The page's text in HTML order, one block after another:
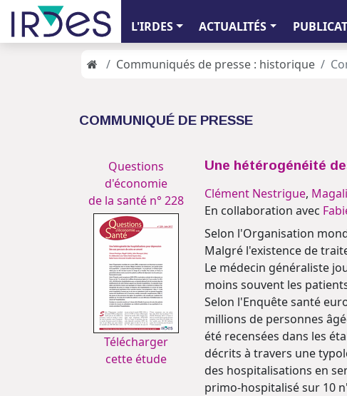
L'IRDES ACTUALITÉS
Communiqués de presse : historique
COMMUNIQUÉ DE PRESSE
Questions
d'économie
de la santé n° 228
Télécharger
cette étude
Une hétérogénéité
Clément Nestrigue,
En collaboration avec
Selon l'Organisation
Malgré l'existence de
Le médecin généraliste
moins souvent les
Selon l'Enquête santé
millions de personnes
été recensées dans les
décrits à travers une
des hospitalisations en
primo-hospitalisé sur 10